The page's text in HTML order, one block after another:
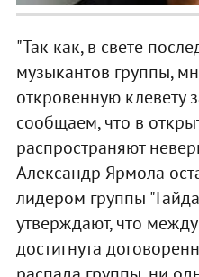
"Так как, в свете
музыкантов группы,
откровенную клевету
сообщаем, что в
распространяют
Александр Ярмола
лидером группы
утверждают, что
достигнута